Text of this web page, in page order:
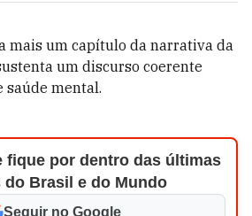
mais um capítulo da narrativa da
um discurso coerente
saúde mental.
fique por dentro das últimas
do Brasil e do Mundo
Seguir no Google